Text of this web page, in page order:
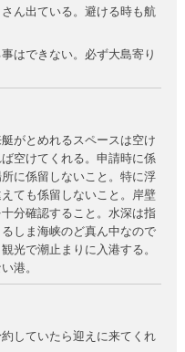
ん出ている。避ける時も航
はできない。必ず大島寄り
がとめれるスペースは空け
空けてくれる。申請時に係
に係留しないこと。特に浮
ても係留しないこと。岸壁
分確認すること。水深は指
しま海峡のど真ん中なので
光で潮止まりに入港する。
港。
していたら迎えに来てくれ